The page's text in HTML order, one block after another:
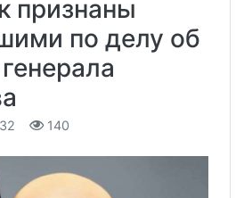
признаны
по делу об
140